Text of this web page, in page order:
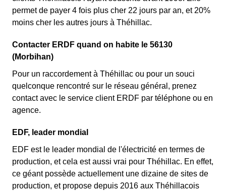
permet de payer 4 fois plus cher 22 jours par an, et 20%
moins cher les autres jours à Théhillac.
Contacter ERDF quand on habite le 56130
(Morbihan)
Pour un raccordement à Théhillac ou pour un souci
quelconque rencontré sur le réseau général, prenez
contact avec le service client ERDF par téléphone ou en
agence.
EDF, leader mondial
EDF est le leader mondial de l'électricité en termes de
production, et cela est aussi vrai pour Théhillac. En effet,
ce géant possède actuellement une dizaine de sites de
production, et propose depuis 2016 aux Théhillacois